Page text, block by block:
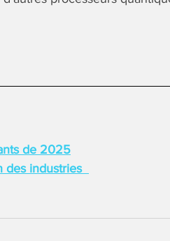
de 2025
des industries